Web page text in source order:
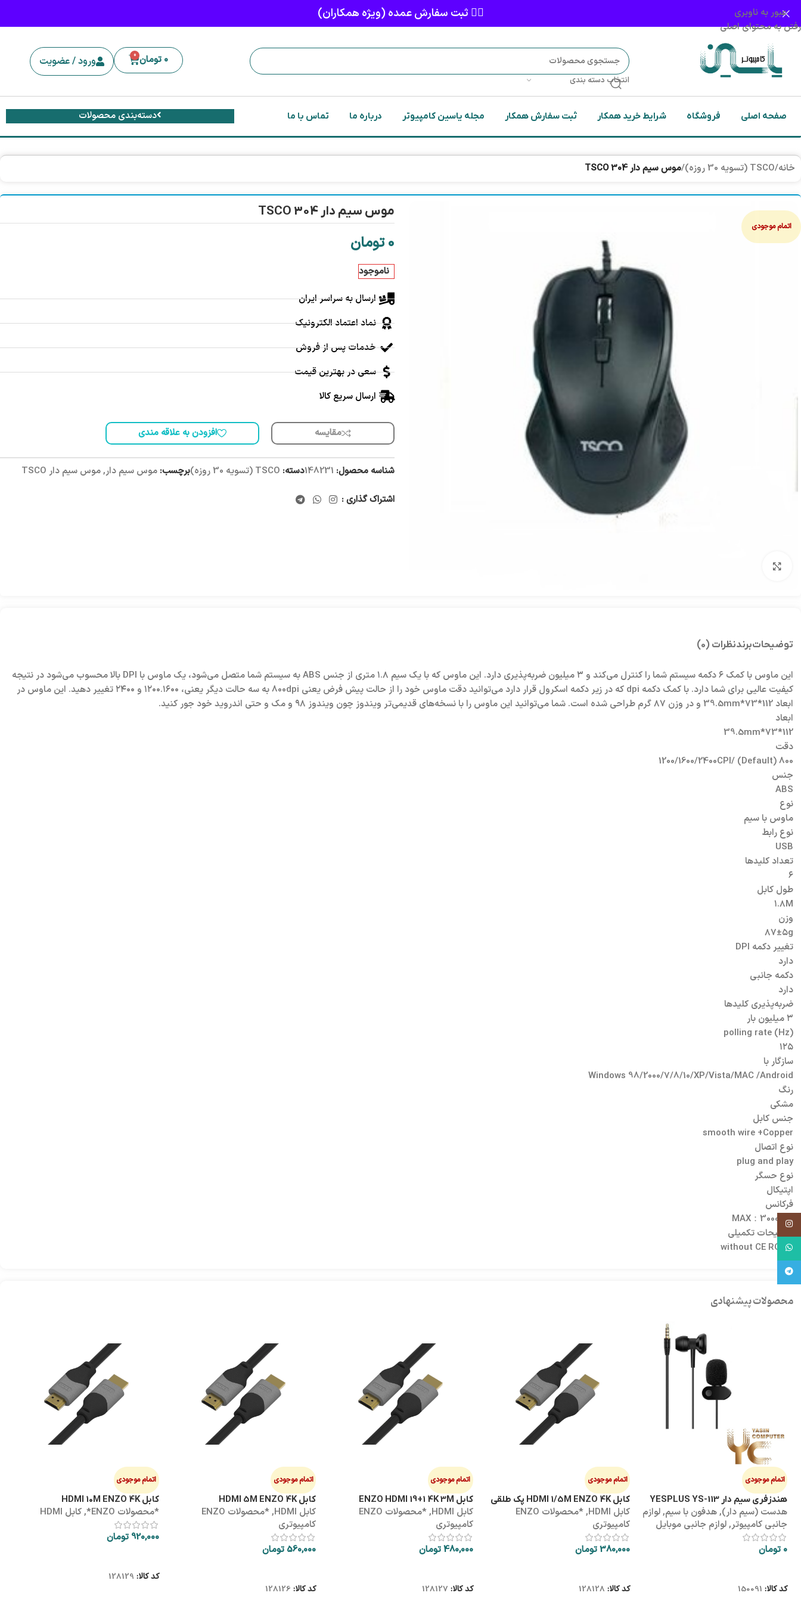
عبور به ناوبری
رفتن به محتوای اصلی
👈🏻 ثبت سفارش عمده (ویژه همکاران)
انتخاب دسته بندی
0 تومان 0 ورود / عضویت
صفحه اصلی فروشگاه شرایط خرید همکار ثبت سفارش همکار مجله یاسین کامپیوتر درباره ما تماس با ما دسته‌بندی محصولات
خانه/TSCO (تسویه 30 روزه) /موس سیم دار TSCO 304
اتمام موجودی
موس سیم دار TSCO 304
0 تومان
ناموجود
ارسال به سراسر ایران
نماد اعتماد الکترونیک
خدمات پس از فروش
سعی در بهترین قیمت
ارسال سریع کالا
مقایسه افزودن به علاقه مندی
شناسه محصول: 148231دسته: TSCO (تسویه 30 روزه) برچسب: موس سیم دار,موس سیم دار TSCO
اشتراک گذاری :
توضیحاتبرندنظرات (0)
این ماوس با کمک ۶ دکمه سیستم شما را کنترل می‌کند و ۳ میلیون ضربه‌پذیری دارد. این ماوس که با یک سیم ۱.۸ متری از جنس ABS به سیستم شما متصل می‌شود، یک ماوس با DPI بالا محسوب می‌شود در نتیجه
کیفیت عالیی برای شما دارد. با کمک دکمه dpi که در زیر دکمه اسکرول قرار دارد می‌توانید دقت ماوس خود را از حالت پیش فرض یعنی 800dpi به سه حالت دیگر یعنی، ۱۲۰۰.۱۶۰۰ و ۲۴۰۰ تغییر دهید. این ماوس در
ابعاد 112*73*39.5mm و در وزن ۸۷ گرم طراحی شده است. شما می‌توانید این ماوس را با نسخه‌های قدیمی‌تر ویندوز چون ویندوز ۹۸ و مک و حتی اندروید خود جور کنید.
ابعاد
112*73*39.5mm
دقت
800 (Default) /1200/1600/2400CPI
جنس
ABS
نوع
ماوس با سیم
نوع رابط
USB
تعداد کلید‌ها
۶
طول کابل
۱.۸M
وزن
۸۷±۵g
تغییر دکمه DPI
دارد
دکمه جانبی
دارد
ضربه‌پذیری کلیدها
۳ میلیون بار
polling rate (Hz)
۱۲۵
سازگار با
Windows 98/2000/7/8/10/XP/Vista/MAC /Android
رنگ
مشکی
جنس کابل
smooth wire +Copper
نوع اتصال
plug and play
نوع حسگر
اپتیکال
فرکانس
MAX：3000fps
توضیحات تکمیلی
without CE ROHS
محصولات پیشنهادی
اتمام موجودی
هندزفری سیم دار YESPLUS YS-113
هدست (سیم دار),هدفون با سیم,لوازم
جانبی کامپیوتر,لوازم جانبی موبایل
0 تومان
کد کالا: 150091
اتمام موجودی
کابل HDMI 1/5M ENZO 4K پک طلقی
کابل HDMI ,
*محصولات ENZO
کامپیوتری
380,000تومان
کد کالا: 128128
اتمام موجودی
کابل ENZO HDMI 19+1 4K 3M
کابل HDMI ,
*محصولات ENZO
کامپیوتری
480,000تومان
کد کالا: 128127
اتمام موجودی
کابل HDMI 5M ENZO 4K
کابل HDMI ,
*محصولات ENZO
کامپیوتری
560,000 تومان
کد کالا: 128126
اتمام موجودی
کابل HDMI 10M ENZO 4K
*محصولات ENZO* ,کابل HDMI
920,000 تومان
کد کالا: 128129
اینستاگرام
واتساپ